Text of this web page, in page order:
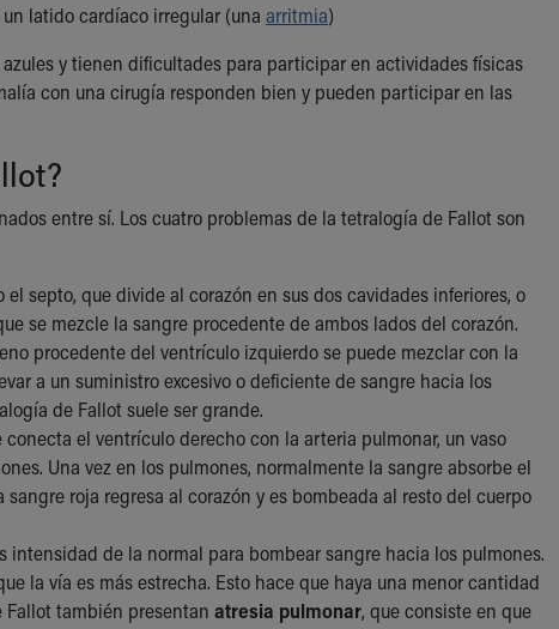
latido cardíaco irregular (una arritmia)
y tienen dificultades para participar en actividades físicas
con una cirugía responden bien y pueden participar en las
entre sí. Los cuatro problemas de la tetralogía de Fallot son
septo, que divide al corazón en sus dos cavidades inferiores, o
se mezcle la sangre procedente de ambos lados del corazón.
procedente del ventrículo izquierdo se puede mezclar con la
a un suministro excesivo o deficiente de sangre hacia los
de Fallot suele ser grande.
el ventrículo derecho con la arteria pulmonar, un vaso
Una vez en los pulmones, normalmente la sangre absorbe el
roja regresa al corazón y es bombeada al resto del cuerpo
de la normal para bombear sangre hacia los pulmones.
la vía es más estrecha. Esto hace que haya una menor cantidad
Fallot también presentan atresia pulmonar, que consiste en que